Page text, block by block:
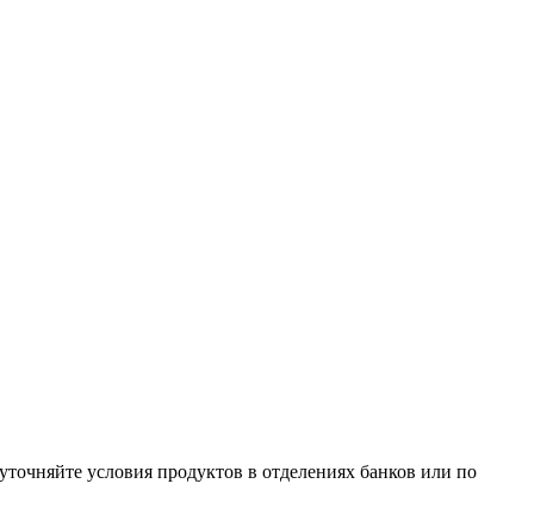
условия продуктов в отделениях банков или по